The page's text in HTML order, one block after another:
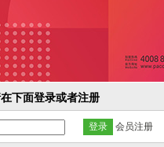
下面登录或者注册
会员注册